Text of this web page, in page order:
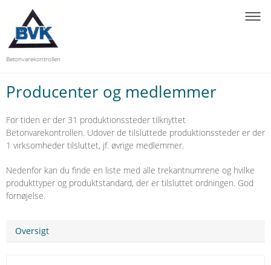
Betonvarekontrollen
Producenter og medlemmer
For tiden er der 31 produktionssteder tilknyttet
Betonvarekontrollen. Udover de tilsluttede produktionssteder er der
1 virksomheder tilsluttet, jf. øvrige medlemmer.
Nedenfor kan du finde en liste med alle trekantnumrene og hvilke
produkttyper og produktstandard, der er tilsluttet ordningen. God
fornøjelse.
Oversigt